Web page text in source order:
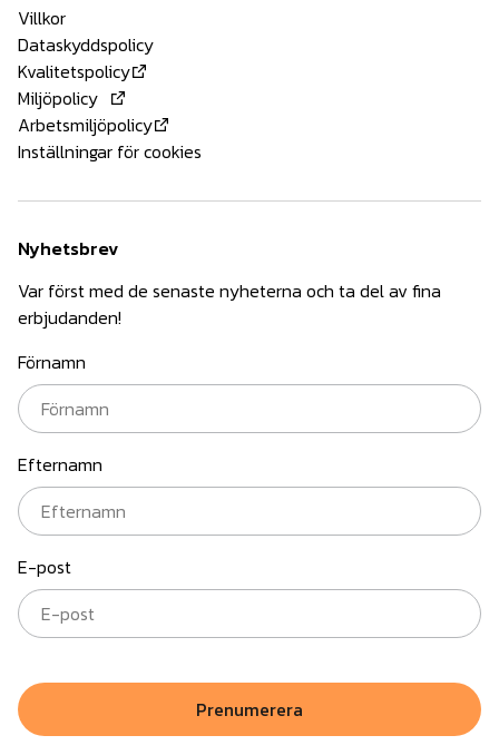
Villkor
Dataskyddspolicy
Kvalitetspolicy
Miljöpolicy
Arbetsmiljöpolicy
Inställningar för cookies
Nyhetsbrev
Var först med de senaste nyheterna och ta del av fina
erbjudanden!
Förnamn
Efternamn
E-post
Prenumerera